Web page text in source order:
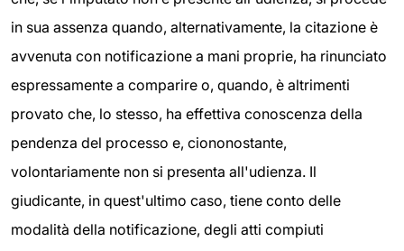
in sua assenza quando, alternativamente, la citazione è
avvenuta con notificazione a mani proprie, ha rinunciato
espressamente a comparire o, quando, è altrimenti
provato che, lo stesso, ha effettiva conoscenza della
pendenza del processo e, ciononostante,
volontariamente non si presenta all'udienza. Il
giudicante, in quest'ultimo caso, tiene conto delle
modalità della notificazione, degli atti compiuti